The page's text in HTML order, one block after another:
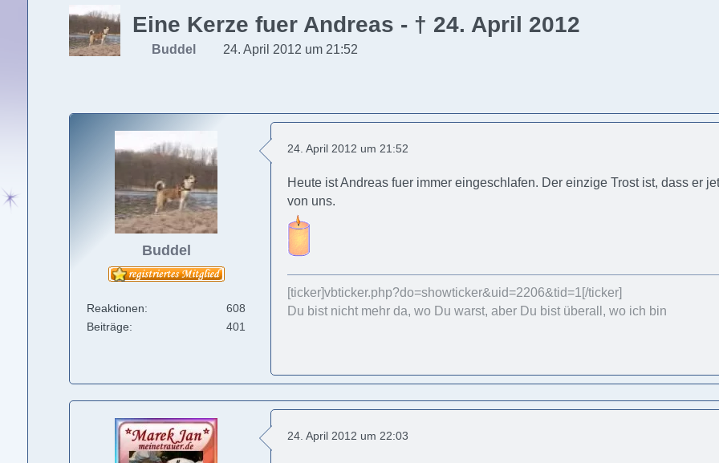
Eine Kerze fuer Andreas - † 24. April 2012
Buddel 24. April 2012 um 21:52
Buddel
Reaktionen
608
Beiträge
401
24. April 2012 um 21:52
Heute ist Andreas fuer immer eingeschlafen. Der einzige Trost ist, dass er
von uns.
[ticker]vbticker.php?do=showticker&uid=2206&tid=1[/ticker]
Du bist nicht mehr da, wo Du warst, aber Du bist überall, wo ich bin
24. April 2012 um 22:03